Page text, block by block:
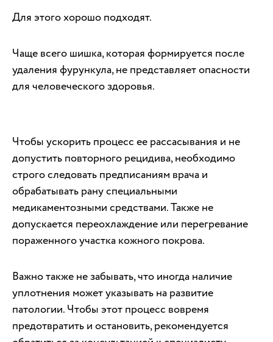
Для этого хорошо подходят.
Чаще всего шишка, которая формируется после
удаления фурункула, не представляет опасности
для человеческого здоровья.
Чтобы ускорить процесс ее рассасывания и не
допустить повторного рецидива, необходимо
строго следовать предписаниям врача и
обрабатывать рану специальными
медикаментозными средствами. Также не
допускается переохлаждение или перегревание
пораженного участка кожного покрова.
Важно также не забывать, что иногда наличие
уплотнения может указывать на развитие
патологии. Чтобы этот процесс вовремя
предотвратить и остановить, рекомендуется